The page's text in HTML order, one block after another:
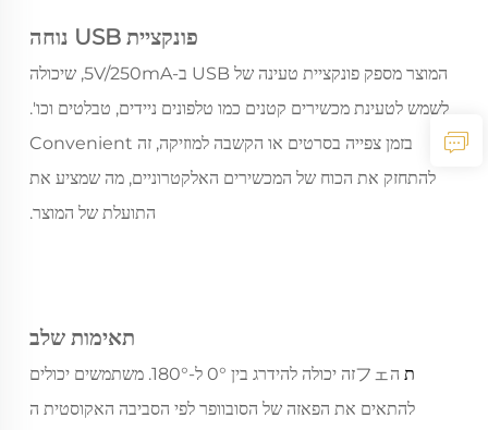
פונקציית USB נוחה
המוצר מספק פונקציית טעינה של USB ב-5V/250mA, שיכולה
לשמש לטעינת מכשירים קטנים כמו טלפונים ניידים, טבלטים וכו'.
בזמן צפייה בסרטים או הקשבה למוזיקה, זה Convenient
להתחזק את הכוח של המכשירים האלקטרוניים, מה שמציע את
התועלת של המוצר.
תאימות שלב
ת
הフェזה יכולה להידרג בין 0° ל-180°. משתמשים יכולים
להתאים את הפאזה של הסובוופר לפי הסביבה האקוסטית ה